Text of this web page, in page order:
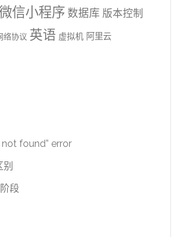
信小程序 数据库 版本控制
络协议 英语 虚拟机 阿里云
found” error
段